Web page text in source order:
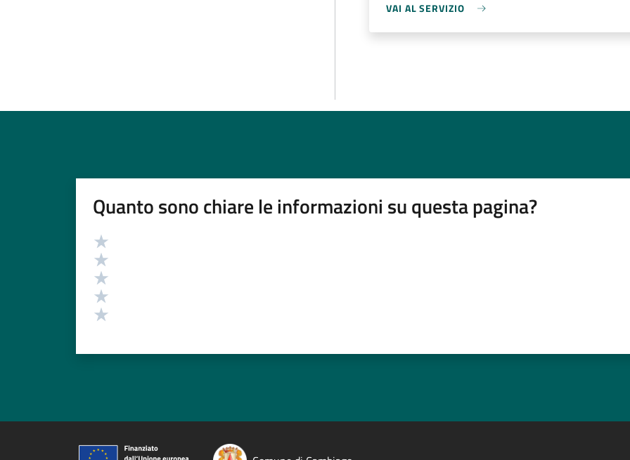
VAI AL SERVIZIO
Quanto sono chiare le informazioni su questa pagina?
Valutazione